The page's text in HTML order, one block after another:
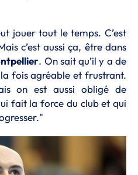
jouer tout le temps. C’est
c’est aussi ça, être dans
. On sait qu’il y a de
la fois agréable et frustrant.
on est aussi obligé de
fait la force du club et qui